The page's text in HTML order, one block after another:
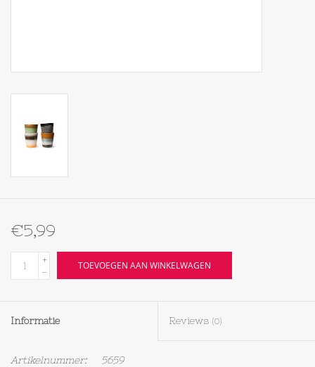
Keukenspullen
Food
Boeken
Textiel
€5,99
+
-
TOEVOEGEN AAN WINKELWAGEN
Informatie Reviews (0)
Artikelnummer:
5659